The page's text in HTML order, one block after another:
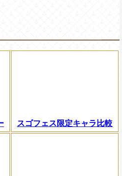
スゴフェス限定キャラ比較